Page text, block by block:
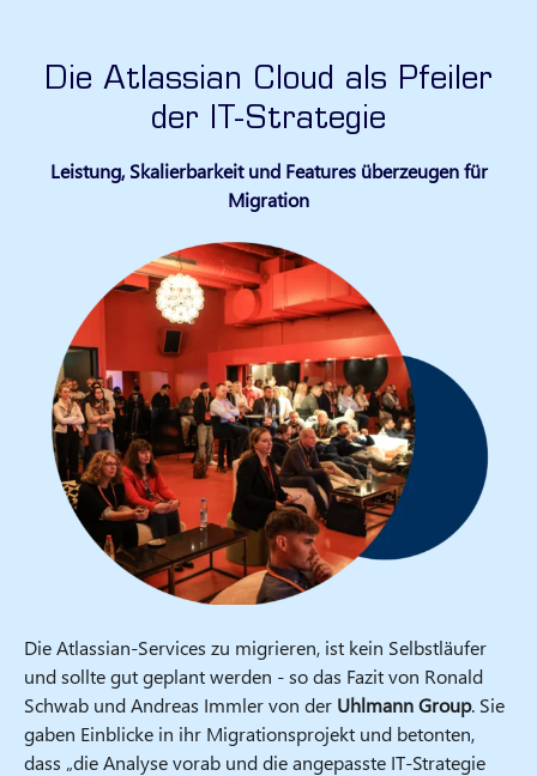
Die Atlassian Cloud als Pfeiler
der IT-Strategie
Leistung, Skalierbarkeit und Features überzeugen für
Migration
Die Atlassian-Services zu migrieren, ist kein Selbstläufer
und sollte gut geplant werden - so das Fazit von Ronald
Schwab und Andreas Immler von der Uhlmann Group. Sie
gaben Einblicke in ihr Migrationsprojekt und betonten,
dass „die Analyse vorab und die angepasste IT-Strategie